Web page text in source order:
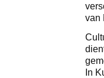
van
In